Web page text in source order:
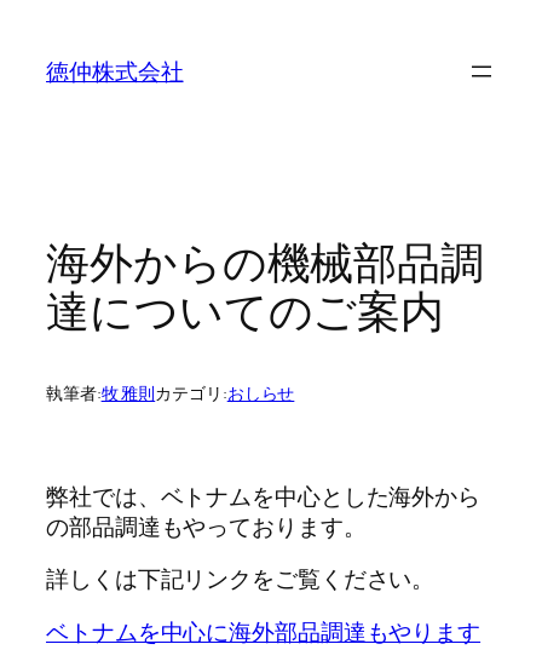
徳仲株式会社
海外からの機械部品調
達についてのご案内
執筆者:牧 雅則カテゴリ:おしらせ
弊社では、ベトナムを中心とした海外から
の部品調達もやっております。
詳しくは下記リンクをご覧ください。
ベトナムを中心に海外部品調達もやります